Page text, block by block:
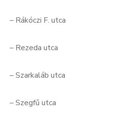
– Rákóczi F. utca
– Rezeda utca
– Szarkaláb utca
– Szegfű utca